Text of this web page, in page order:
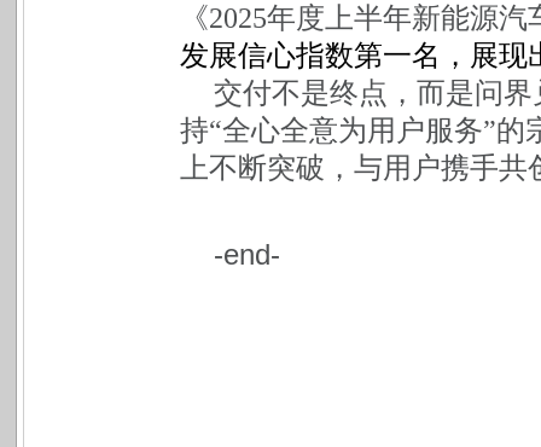
《2025年度上半年新能源
发展信心指数第一名，展
交付不是终点，而是问
持“全心全意为用户服务”的
上不断突破，与用户携手
-end-